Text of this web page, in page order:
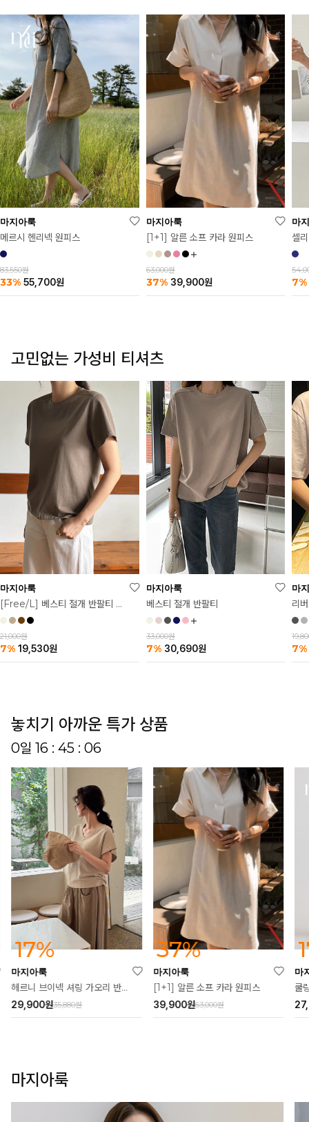
마지아룩
메르시 헨리넥 원피스
83,550원
33% 55,700원
마지아룩
[1+1] 알른 소프 카라 원피스
63,000원
37% 39,900원
마
셀
7%
고민없는 가성비 티셔츠
마지아룩
[Free/L] 베스티 절개 반팔티 2탄
21,000원
7% 19,530원
마지아룩
베스티 절개 반팔티
33,000원
7% 30,690원
마
리
7%
놓치기 아까운 특가 상품
0일 16 : 45 : 01
17%
마지아룩
헤르니 브이넥 셔링 가오리 반팔티
35,880원
29,900원
37%
마지아룩
[1+1] 알른 소프 카라 원피스
63,000원
39,900원
마
쿨
마지아룩